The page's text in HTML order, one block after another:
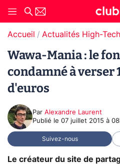
Accueil Actualités High-Tech
Wawa-Mania : le
condamné à verser
d'euros
Par Alexandre Laurent
Publié le 07 juillet 2015 à
Suivez-nous
Le créateur du site de